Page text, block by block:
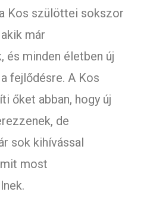
Kos szülöttei sokszor
már
és minden életben új
fejlődésre. A Kos
őket abban, hogy új
de
sok kihívással
most